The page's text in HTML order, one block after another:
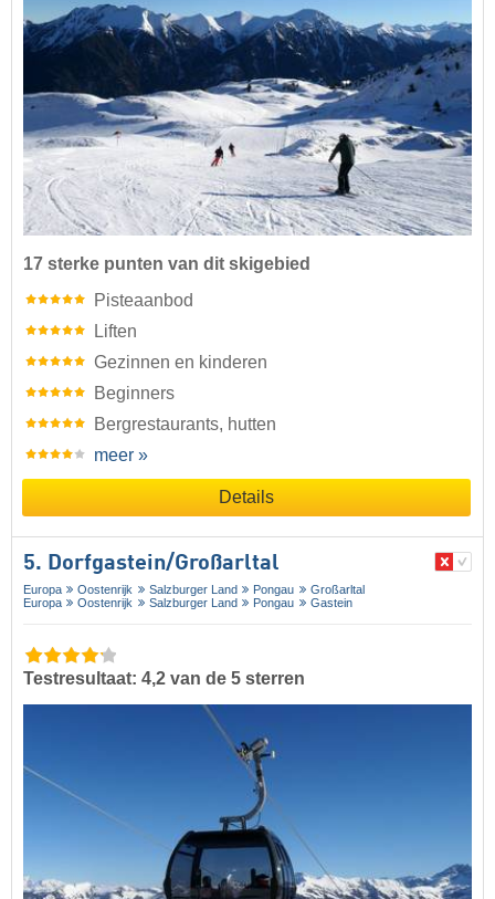
17 sterke punten van dit skigebied
Pisteaanbod
Liften
Gezinnen en kinderen
Beginners
Bergrestaurants, hutten
meer »
Details
5. Dorfgastein/​Großarltal
Europa Oostenrijk Salzburger Land Pongau
Großarltal
Europa
Oostenrijk Salzburger Land Pongau Gastein
Testresultaat: 4,2 van de 5 sterren